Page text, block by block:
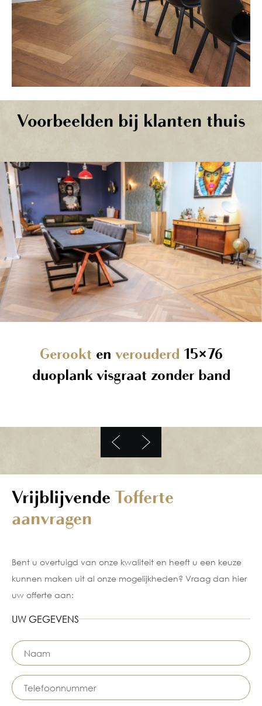
Voorbeelden bij klanten thuis
Gerookt en verouderd 15×76
duoplank visgraat zonder band
Vrijblijvende Tofferte
aanvragen
Bent u overtuigd van onze kwaliteit en heeft u een keuze
kunnen maken uit al onze mogelijkheden? Vraag dan hier
uw offerte aan:
UW GEGEVENS